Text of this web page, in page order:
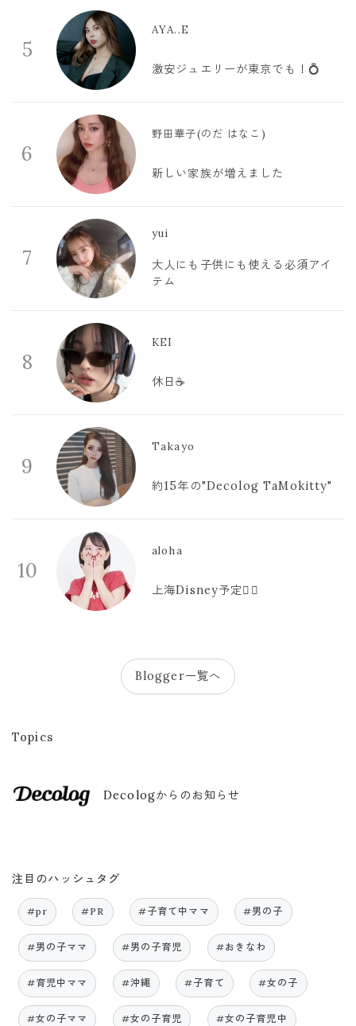
5
AYA..E
激安ジュエリーが東京でも！💍
6
野田華子(のだ はなこ)
新しい家族が増えました
7
yui
大人にも子供にも使える必須アイ
テム
8
KEI
休日☕️
9
Takayo
約15年の"Decolog TaMokitty"
10
aloha
上海Disney予定🫪🩷
Blogger一覧へ
Topics
Decologからのお知らせ
注目のハッシュタグ
#pr #PR #子育て中ママ #男の子
#男の子ママ #男の子育児 #おきなわ
#育児中ママ #沖縄 #子育て #女の子
#女の子ママ #女の子育児 #女の子育児中